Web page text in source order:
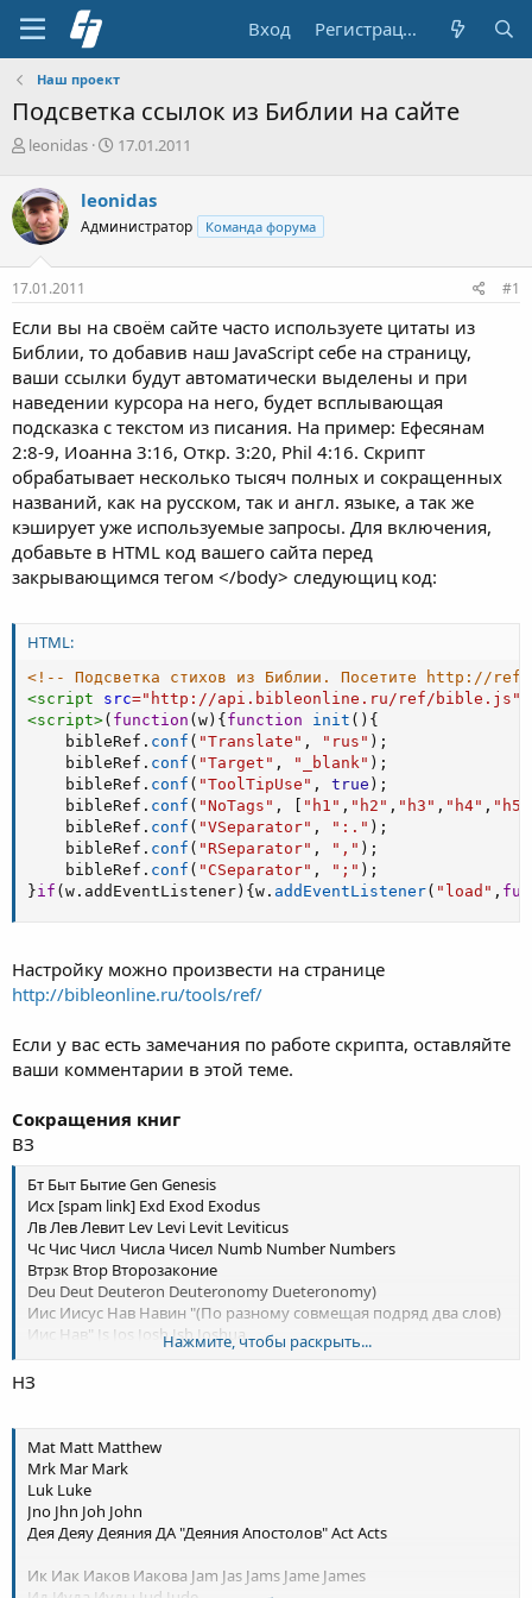
Вход Регистрация
Наш проект
Подсветка ссылок из Библии на сайте
А
т
о
р
т
е
м
leonidas
Д
а
н
ч
а
17.01.2011
leonidas
Администратор Команда форума
17.01.2011 #1
Если вы на своём сайте часто используете цитаты из
Библии, то добавив наш JavaScript себе на страницу,
ваши ссылки будут автоматически выделены и при
наведении курсора на него, будет всплывающая
подсказка с текстом из писания. На пример: Ефесянам
2:8-9, Иоанна 3:16, Откр. 3:20, Phil 4:16. Скрипт
обрабатывает несколько тысяч полных и сокращенных
названий, как на русском, так и англ. языке, а так же
кэширует уже используемые запросы. Для включения,
добавьте в HTML код вашего сайта перед
закрывающимся тегом </body> следующиц код:
HTML:
<!-- Подсветка стихов из Библии. Посетите http://
<script src=" http://api.bibleonline.ru/ref/bible.js "
<script>( function ( w ) { function init ( ) {
    bibleRef
. conf ( "Translate" , "rus" ) ;
    bibleRef
. conf ( "Target" , "_blank" ) ;
    bibleRef
. conf ( "ToolTipUse" , true ) ;
    bibleRef
. conf ( "NoTags" , "h1" , "h2" , "h3" , "h4" , "h5"
    bibleRef
. conf ( "VSeparator" , ":." ) ;
    bibleRef
. conf ( "RSeparator" , "," ) ;
    bibleRef
. conf ( "CSeparator" , ";" ) ;
}if ( w . addEventListener ) { w . addEventListener( "load" ,
Настройку можно произвести на странице
http://bibleonline.ru/tools/ref/
Если у вас есть замечания по работе скрипта, оставляйте
ваши комментарии в этой теме.
Сокращения книг
ВЗ
Бт Быт Бытие Gen Genesis
Исх [spam link] Exd Exod Exodus
Лв Лев Левит Lev Levi Levit Leviticus
Чc Чис Числ Числа Чисел Numb Number Numbers
Втрзк Втор Второзаконие
Deu Deut Deuteron Deuteronomy Dueteronomy)
Иис Иисус Нав Навин "(По разному совмещая подряд два слов)
Иис Нав" Js Jos Josh Jsh Joshua
Сд Суд Судьи Судей Jdg Judg Jdgs Judgs Jdge Jdges Judge Judges
Руф Руфь Rth Ruth
Ес Есф Есфирь Эс Эсф Эсфирь
Es Est Esth Esther
Ив Иов Job
Пс Псл Псал Псалт Псалтирь Псалом [spam link] Psm Pslm Pss
Psa Psal Psalm Psalms
Пр Прит Притч Притчи [spam link] Pro Prv Prvbs Prov Proverb
Proverbs
Ек Екк Еккл Екклесиаст Екклезиаст Эк Экк Эккл Экклесиаст
Нажмите, чтобы раскрыть...
НЗ
Mat Matt Matthew
Mrk Mar Mark
Luk Luke
Jno Jhn Joh John
Дея Деяy Деяния ДА "Деяния Апостолов" Act Acts
Ик Иак Иаков Иакова Jam Jas Jams Jame James